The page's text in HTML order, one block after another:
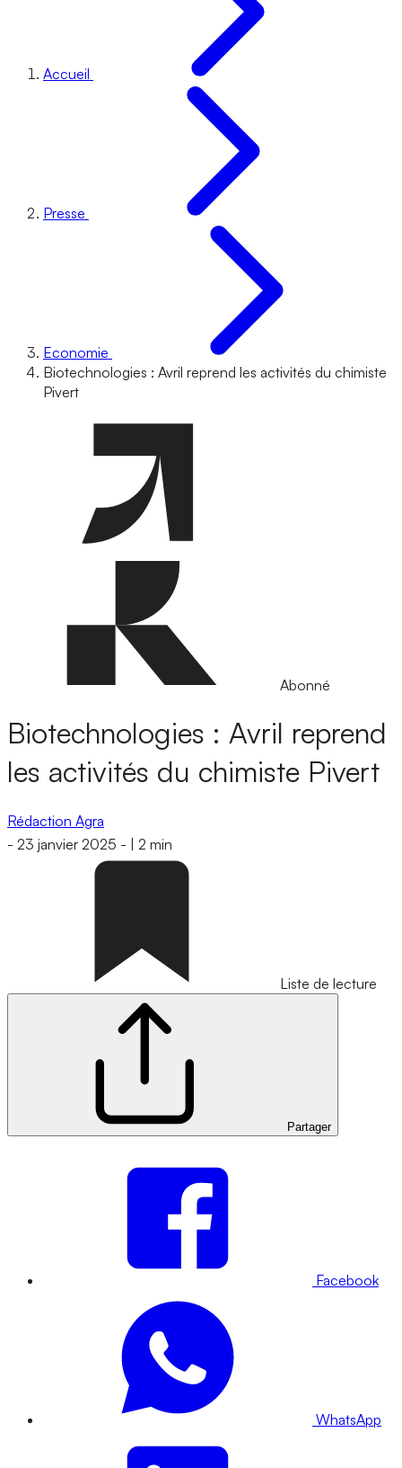
Accueil
Presse
Economie
Biotechnologies : Avril reprend les activités du chimiste
Pivert
Abonné
Biotechnologies : Avril reprend
les activités du chimiste Pivert
Rédaction Agra
- 23 janvier 2025 - 2 min
Liste de lecture
Partager
Facebook
WhatsApp